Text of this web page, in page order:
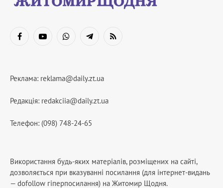
FacebookYouTubeWhatsAppTelegramRSS
Реклама: reklama@daily.zt.ua
Редакція: redakciia@daily.zt.ua
Телефон: (098) 748-24-65
Використання будь-яких матеріалів, розміщених на сайті,
дозволяється при вказуванні посилання (для інтернет-видань
— dofollow гіперпосилання) на Житомир Щодня.